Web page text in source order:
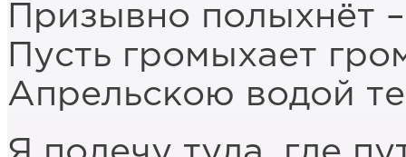
Призывно полыхнёт
Пусть громыхает
Апрельскою водой